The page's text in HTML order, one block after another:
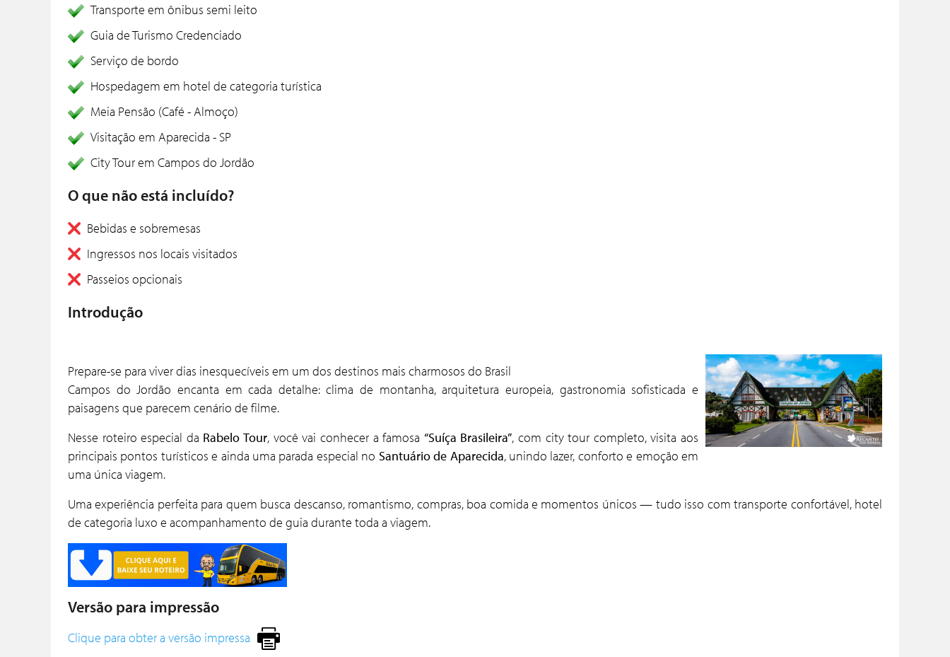
Transporte em ônibus semi leito
Guia de Turismo Credenciado
Serviço de bordo
Hospedagem em hotel de categoria turística
Meia Pensão (Café - Almoço)
Visitação em Aparecida - SP
City Tour em Campos do Jordão
O que não está incluído?
Bebidas e sobremesas
Ingressos nos locais visitados
Passeios opcionais
Introdução
Prepare-se para viver dias inesquecíveis em um dos destinos mais charmosos do Brasil
Campos do Jordão encanta em cada detalhe: clima de montanha, arquitetura europeia, gastronomia sofisticada e
paisagens que parecem cenário de filme.
Nesse roteiro especial da Rabelo Tour, você vai conhecer a famosa “Suíça Brasileira”, com city tour completo, visita aos
principais pontos turísticos e ainda uma parada especial no Santuário de Aparecida, unindo lazer, conforto e emoção em
uma única viagem.
Uma experiência perfeita para quem busca descanso, romantismo, compras, boa comida e momentos únicos — tudo isso com transporte confortável, hotel
de categoria luxo e acompanhamento de guia durante toda a viagem.
Versão para impressão
Clique para obter a versão impressa